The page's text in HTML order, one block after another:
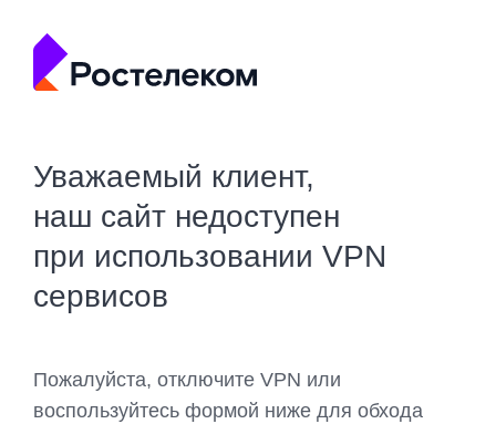
Уважаемый клиент,
наш сайт недоступен
при использовании VPN
сервисов
Пожалуйста, отключите VPN или
воспользуйтесь формой ниже для обхода